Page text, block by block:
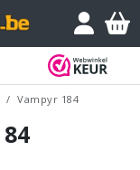
Vampyr 184